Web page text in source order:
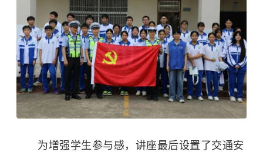
为增强学生参与感，讲座最后设置了交通安